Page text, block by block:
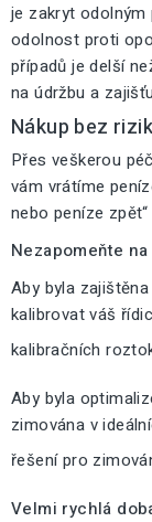
je zakryt
odolnost proti
případů je delší
na údržbu a
Nákup bez
Přes veškerou
vám vrátíme
nebo peníze zpět“
Nezapomeňte
Aby byla
kalibrovat váš
kalibračních
Aby byla
zimována v
řešení pro
Velmi rychlá